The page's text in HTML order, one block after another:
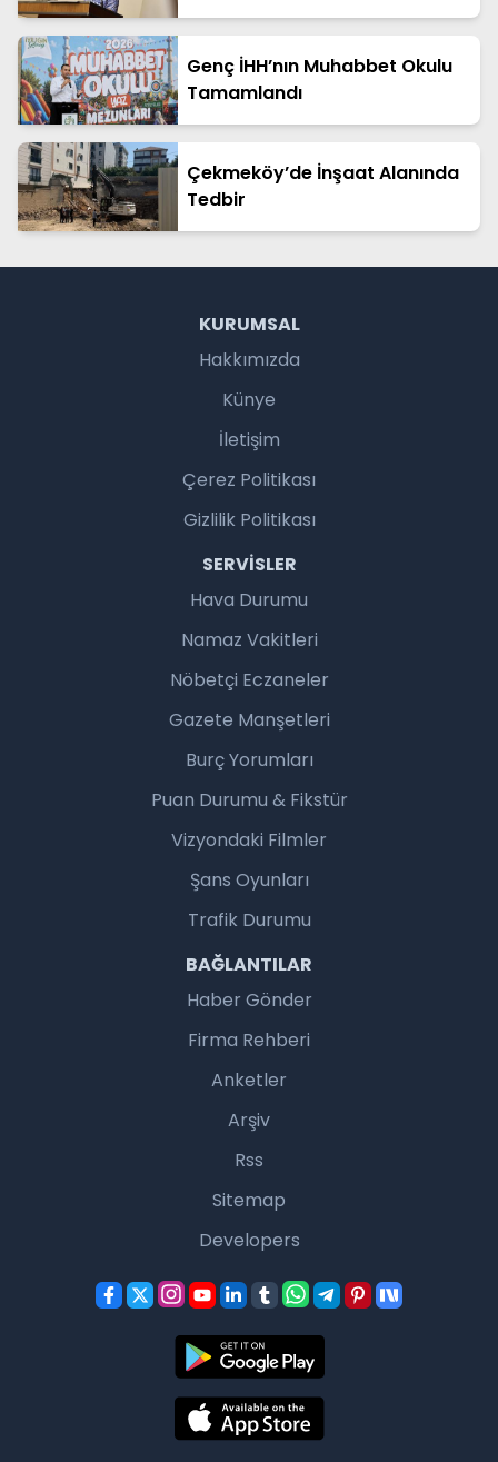
Genç İHH’nın Muhabbet Okulu
Tamamlandı
Çekmeköy’de İnşaat Alanında
Tedbir
KURUMSAL
Hakkımızda
Künye
İletişim
Çerez Politikası
Gizlilik Politikası
SERVISLER
Hava Durumu
Namaz Vakitleri
Nöbetçi Eczaneler
Gazete Manşetleri
Burç Yorumları
Puan Durumu & Fikstür
Vizyondaki Filmler
Şans Oyunları
Trafik Durumu
BAĞLANTILAR
Haber Gönder
Firma Rehberi
Anketler
Arşiv
Rss
Sitemap
Developers